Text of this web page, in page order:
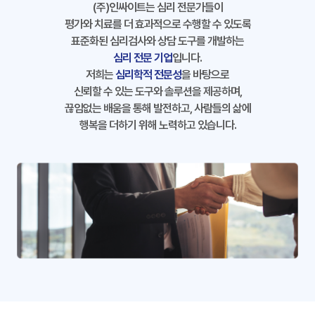
(주)인싸이트는 심리 전문가들이
평가와 치료를 더 효과적으로 수행할 수 있도록
표준화된 심리검사와 상담 도구를 개발하는
심리 전문 기업입니다.
저희는심리학적 전문성을 바탕으로
신뢰할 수 있는 도구와 솔루션을 제공하며,
끊임없는 배움을 통해 발전하고, 사람들의 삶에
행복을 더하기 위해 노력하고 있습니다.